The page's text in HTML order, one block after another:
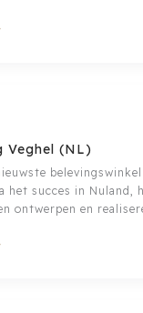
Veghel (NL)
het succes in Nuland,
ontwerpen en